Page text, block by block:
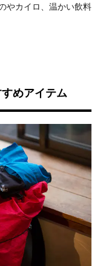
やカイロ、温かい飲料
めアイテム